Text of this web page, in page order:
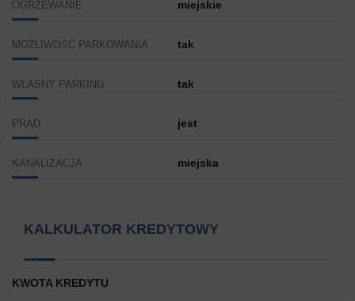
OGRZEWANIE miejskie
MOŻLIWOŚĆ PARKOWANIA tak
WŁASNY PARKING tak
PRĄD jest
KANALIZACJA miejska
KALKULATOR KREDYTOWY
KWOTA KREDYTU